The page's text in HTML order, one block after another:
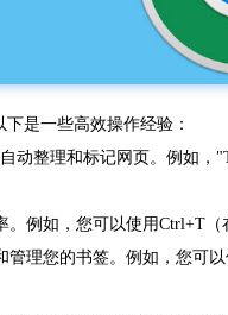
是一些高效操作经验：
动整理和标记网页。例如
例如，您可以使用Ctrl+T
理您的书签。例如，您可